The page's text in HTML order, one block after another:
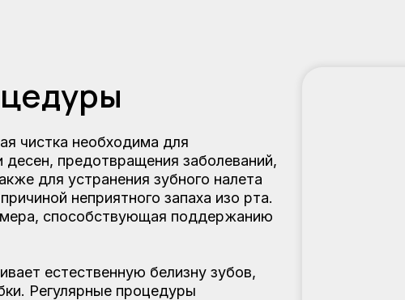
чистка необходима для
предотвращения заболеваний,
для устранения зубного налета
неприятного запаха изо рта.
способствующая поддержанию
естественную белизну зубов,
Регулярные процедуры